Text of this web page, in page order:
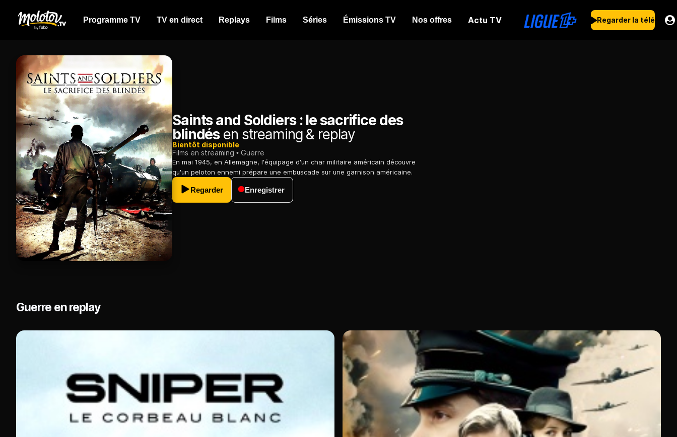
Programme TV TV en direct Replays Films Séries Émissions TV Nos offres Actu TV Regarder la télé
Saints and Soldiers : le sacrifice des
blindésen streaming & replay
Bientôt disponible
Films en streaming
Guerre
En mai 1945, en Allemagne, l'équipage d'un char militaire américain découvre
qu'un peloton ennemi prépare une embuscade sur une garnison américaine.
Regarder Enregistrer
Guerre en replay